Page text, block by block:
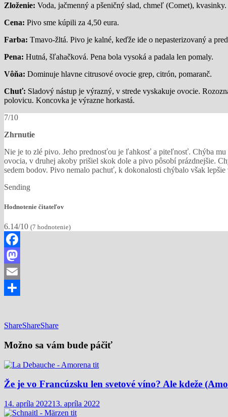
Zloženie: Voda, jačmenný a pšeničný slad, chmeľ (Comet), kvasinky.
Cena: Pivo sme kúpili za 4,50 eura.
Farba: Tmavo-žltá. Pivo je kalné, keďže ide o nepasterizovaný a
Pena: Hutná, šľahačková. Pena bola vysoká a padala len pomaly.
Vôňa: Dominuje hlavne citrusové ovocie grep, citrón, pomaranč.
Chuť: Sladový nástup je výrazný, v strede vyskakuje ovocie.
polovicu. Koncovka je výrazne horkastá.
7/10
Zhrnutie
Nie je to zlé pivo. Jeho prednosťou je ľahkosť a piteľnosť. Chýba
ovocia, v druhej akoby prišiel skok dole a pivo pôsobí prázdnejšie.
sedem bodov. Pivo nemalo pachuť, k dokonalosti chýbalo však
Sending
Hodnotenie čitateľov
6.14/10 (7 hodnotenie)
Facebook
Mastodon
Email
ShareShareShare
Možno sa vám bude páčiť
Že je vo Francúzsku len svetové víno? Ale kdeže
14. apríla 202213. apríla 2022